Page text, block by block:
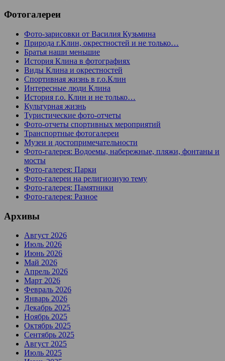
Фотогалереи
Фото-зарисовки от Василия Кузьмина
Природа г.Клин, окрестностей и не только…
Братья наши меньшие
История Клина в фотографиях
Виды Клина и окрестностей
Спортивная жизнь в г.о.Клин
Интересные люди Клина
История г.о. Клин и не только…
Культурная жизнь
Туристические фото-отчеты
Фото-отчеты спортивных мероприятий
Транспортные фотогалереи
Музеи и достопримечательности
Фото-галерея: Водоемы, набережные, пляжи, фонтаны и
мосты
Фото-галерея: Парки
Фото-галереи на религиозную тему
Фото-галерея: Памятники
Фото-галерея: Разное
Архивы
Август 2026
Июль 2026
Июнь 2026
Май 2026
Апрель 2026
Март 2026
Февраль 2026
Январь 2026
Декабрь 2025
Ноябрь 2025
Октябрь 2025
Сентябрь 2025
Август 2025
Июль 2025